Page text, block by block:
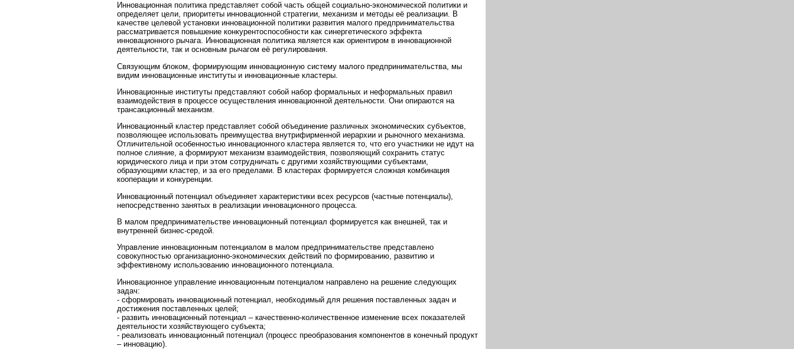
Инновационная политика представляет собой часть общей социально-экономической политики и
определяет цели, приоритеты инновационной стратегии, механизм и методы её реализации. В
качестве целевой установки инновационной политики развития малого предпринимательства
рассматривается повышение конкурентоспособности как синергетического эффекта
инновационного рычага. Инновационная политика является как ориентиром в инновационной
деятельности, так и основным рычагом её регулирования.
Связующим блоком, формирующим инновационную систему малого предпринимательства, мы
видим инновационные институты и инновационные кластеры.
Инновационные институты представляют собой набор формальных и неформальных правил
взаимодействия в процессе осуществления инновационной деятельности. Они опираются на
трансакционный механизм.
Инновационный кластер представляет собой объединение различных экономических субъектов,
позволяющее использовать преимущества внутрифирменной иерархии и рыночного механизма.
Отличительной особенностью инновационного кластера является то, что его участники не идут на
полное слияние, а формируют механизм взаимодействия, позволяющий сохранить статус
юридического лица и при этом сотрудничать с другими хозяйствующими субъектами,
образующими кластер, и за его пределами. В кластерах формируется сложная комбинация
кооперации и конкуренции.
Инновационный потенциал объединяет характеристики всех ресурсов (частные потенциалы),
непосредственно занятых в реализации инновационного процесса.
В малом предпринимательстве инновационный потенциал формируется как внешней, так и
внутренней бизнес-средой.
Управление инновационным потенциалом в малом предпринимательстве представлено
совокупностью организационно-экономических действий по формированию, развитию и
эффективному использованию инновационного потенциала.
Инновационное управление инновационным потенциалом направлено на решение следующих
задач:
- сформировать инновационный потенциал, необходимый для решения поставленных задач и
достижения поставленных целей;
- развить инновационный потенциал – качественно-количественное изменение всех показателей
деятельности хозяйствующего субъекта;
- реализовать инновационный потенциал (процесс преобразования компонентов в конечный продукт
– инновацию).